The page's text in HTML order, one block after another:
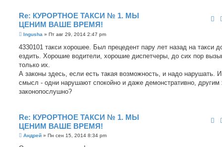
Re: КУРОРТНОЕ ТАКСИ № 1. МЫ
ЦЕНИМ ВАШЕ ВРЕМЯ!
С
о
щ
е
и
е
Ingusha » Пт авг 29, 2014 2:47 pm
4330101 такси хорошее. Был прецедент пару лет назад на такси
ездить. Хорошие водители, хорошие диспетчеры, до сих пор
только их.
А законы здесь, если есть такая возможность, и надо нарушать.
смысл - одни нарушают спокойно и даже демонстративно, другим
законопослушно?
Re: КУРОРТНОЕ ТАКСИ № 1. МЫ
ЦЕНИМ ВАШЕ ВРЕМЯ!
САндрей » Пн сен 15, 2014 8:34 pm